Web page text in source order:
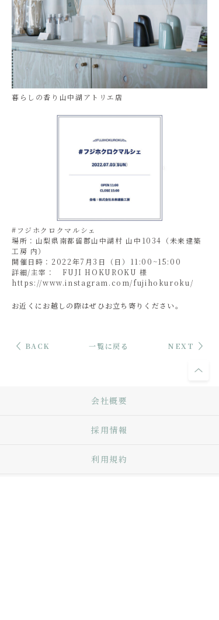
暮らしの香り山中湖アトリエ店
#フジホクロクマルシェ
場所：山梨県南都留郡山中湖村 山中1034（未来建築
工房 内）
開催日時：2022年7月3日（日）11:00~15:00
詳細/主宰：FUJI HOKUROKU 様
https://www.instagram.com/fujihokuroku/
お近くにお越しの際はぜひお立ち寄りください。
BACK 一覧に戻る NEXT
会社概要
採用情報
利用規約